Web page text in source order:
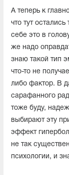
А теперь к
что тут
себе это в
же надо
знаю такой тип
что-то не
либо фактор. В
сарафанного
тоже буду,
выбирают эту
эффект
не так
психологии, и